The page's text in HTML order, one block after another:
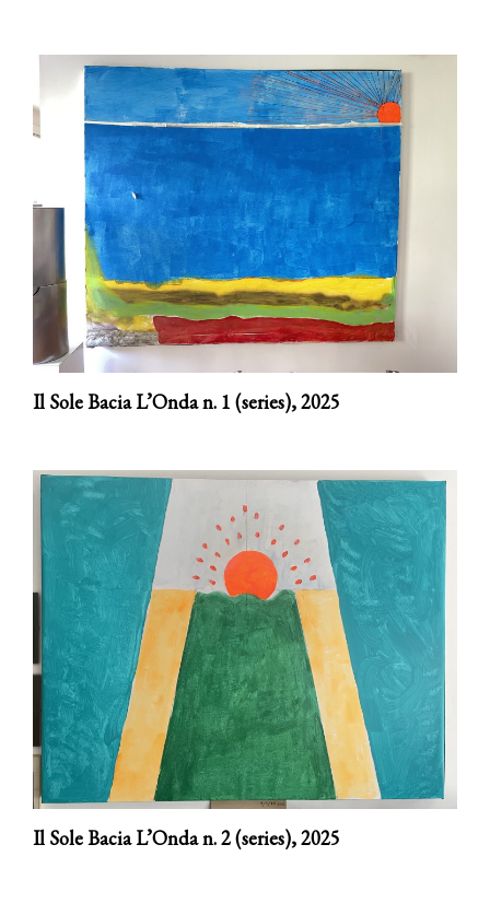
Il Sole Bacia L’Onda n. 1 (series),2025
Il Sole Bacia L’Onda n. 2 (series),2025